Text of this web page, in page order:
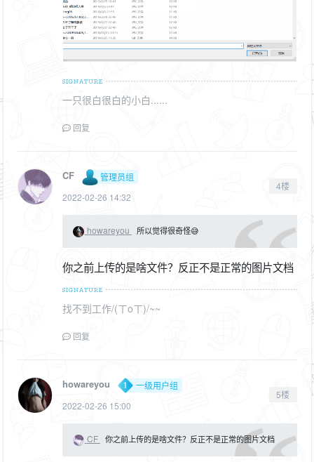
一只很白很白的小白......
回复
CF
管理员组
2022-02-26 14:32
4楼
howareyou 所以觉得很奇怪😅
你之前上传的是啥文件？反正不是正常的图片文档
找不到工作/(ㄒoㄒ)/~~
回复
howareyou
一级用户组
2022-02-26 15:00
5楼
CF 你之前上传的是啥文件？反正不是正常的图片文档